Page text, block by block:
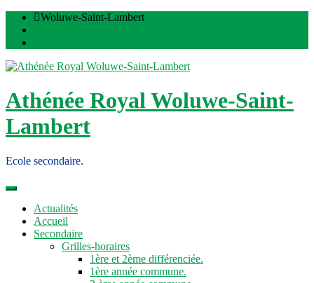
Skip
content
Woluwe-Saint-Lambert
Athénée Royal Woluwe-Saint-
Lambert
Ecole secondaire.
Actualités
Accueil
Secondaire
Grilles-horaires
1ère et 2ème différenciée.
1ère année commune.